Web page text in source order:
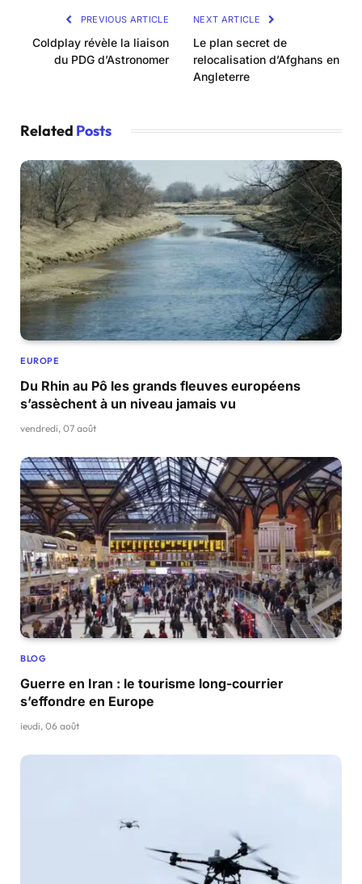
PREVIOUS ARTICLE
Coldplay révèle la liaison
du PDG d’Astronomer
NEXT ARTICLE
Le plan secret de
relocalisation d’Afghans en
Angleterre
Related Posts
EUROPE
Du Rhin au Pô les grands fleuves européens
s’assèchent à un niveau jamais vu
vendredi, 07 août
BLOG
Guerre en Iran : le tourisme long-courrier
s’effondre en Europe
jeudi, 06 août